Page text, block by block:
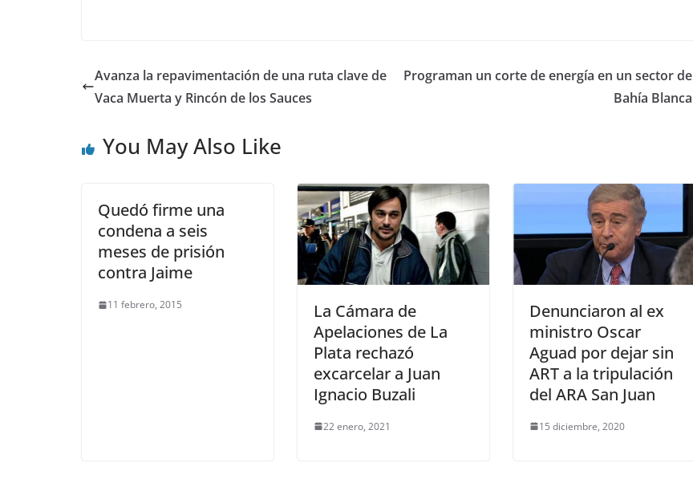
Avanza la repavimentación de una ruta clave de
Vaca Muerta y Rincón de los Sauces
Programan un corte de energía en un sector de
Bahía Blanca
You May Also Like
Quedó firme una
condena a seis
meses de prisión
contra Jaime
11 febrero, 2015
La Cámara de
Apelaciones de La
Plata rechazó
excarcelar a Juan
Ignacio Buzali
22 enero, 2021
Denunciaron al ex
ministro Oscar
Aguad por dejar sin
ART a la tripulación
del ARA San Juan
15 diciembre, 2020